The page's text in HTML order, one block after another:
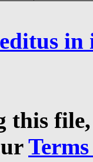
in
this